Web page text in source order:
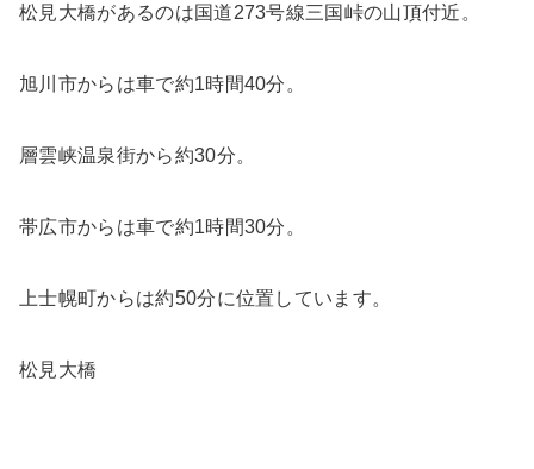
松見大橋があるのは国道273号線三国峠の山頂付近。
旭川市からは車で約1時間40分。
層雲峡温泉街から約30分。
帯広市からは車で約1時間30分。
上士幌町からは約50分に位置しています。
松見大橋